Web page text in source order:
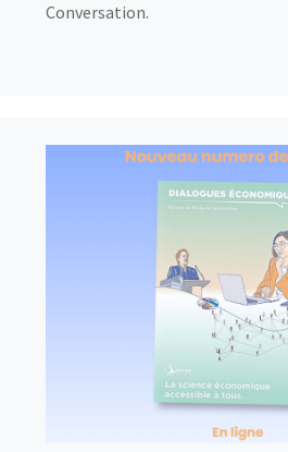
Conversation.